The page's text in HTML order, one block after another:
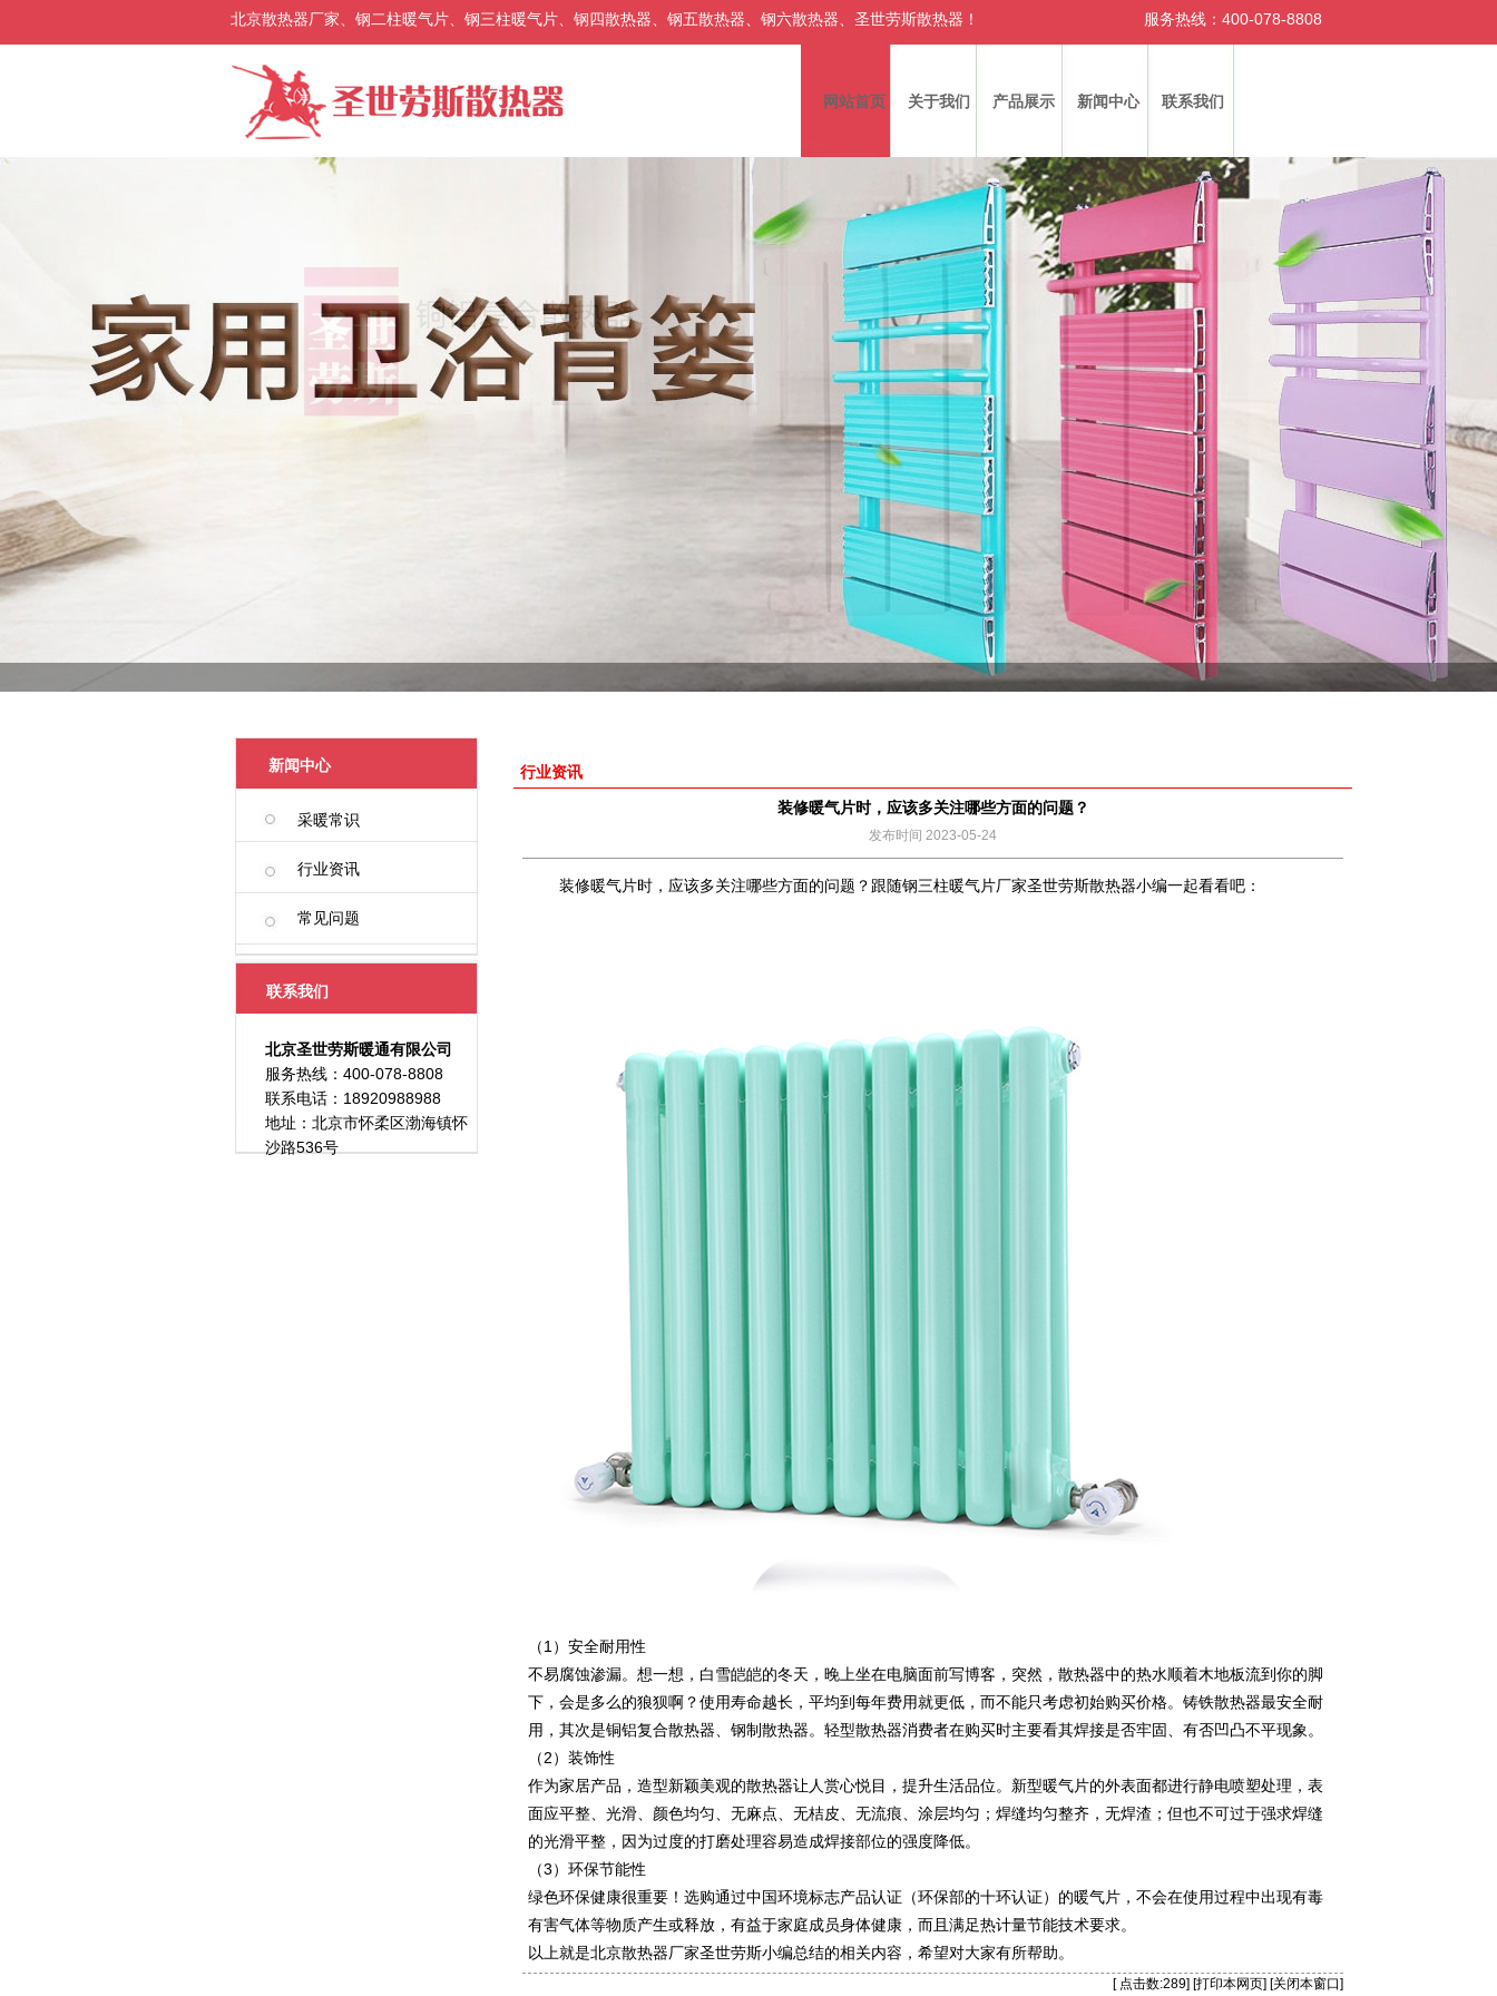
北京散热器厂家、钢二柱暖气片、钢三柱暖气片、钢四散热器、钢五散热器、钢六散热器、圣世劳斯散热器！ 服务热线：400-078-8808
网站首页 关于我们 产品展示 新闻中心 联系我们
新闻中心 行业资讯
装修暖气片时，应该多关注哪些方面的问题？
发布时间 2023-05-24
装修暖气片时，应该多关注哪些方面的问题？跟随钢三柱暖气片厂家圣世劳斯散热器小编一起看看吧：
（1）安全耐用性
不易腐蚀渗漏。想一想，白雪皑皑的冬天，晚上坐在电脑面前写博客，突然，散热器中的热水顺着木地板流到你的脚
下，会是多么的狼狈啊？使用寿命越长，平均到每年费用就更低，而不能只考虑初始购买价格。铸铁散热器最安全耐
用，其次是铜铝复合散热器、钢制散热器。轻型散热器消费者在购买时主要看其焊接是否牢固、有否凹凸不平现象。
（2）装饰性
作为家居产品，造型新颖美观的散热器让人赏心悦目，提升生活品位。新型暖气片的外表面都进行静电喷塑处理，表
面应平整、光滑、颜色均匀、无麻点、无桔皮、无流痕、涂层均匀；焊缝均匀整齐，无焊渣；但也不可过于强求焊缝
的光滑平整，因为过度的打磨处理容易造成焊接部位的强度降低。
（3）环保节能性
绿色环保健康很重要！选购通过中国环境标志产品认证（环保部的十环认证）的暖气片，不会在使用过程中出现有毒
有害气体等物质产生或释放，有益于家庭成员身体健康，而且满足热计量节能技术要求。
以上就是北京散热器厂家圣世劳斯小编总结的相关内容，希望对大家有所帮助。
[ 点击数:289] [打印本网页] [关闭本窗口]
采暖常识
行业资讯
常见问题
联系我们
北京圣世劳斯暖通有限公司
服务热线：400-078-8808
联系电话：18920988988
地址：北京市怀柔区渤海镇怀
沙路536号